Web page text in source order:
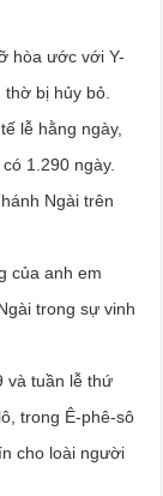
hòa ước với Y-
bị hủy bỏ.
lễ hằng ngày,
1.290 ngày.
Ngài trên
của anh em
trong sự vinh
và tuần lễ thứ
trong Ê-phê-sô
cho loài người